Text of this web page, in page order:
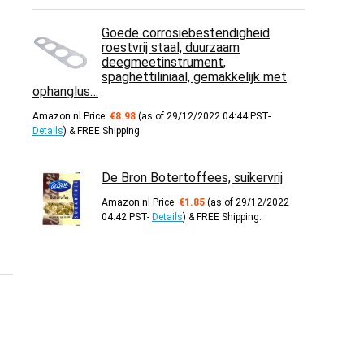
Goede corrosiebestendigheid
roestvrij staal, duurzaam
deegmeetinstrument,
spaghettiliniaal, gemakkelijk met
ophanglus…
Amazon.nl Price: €8.98 (as of 29/12/2022 04:44 PST-
Details) & FREE Shipping.
De Bron Botertoffees, suikervrij
Amazon.nl Price: €1.85 (as of 29/12/2022
04:42 PST- Details) & FREE Shipping.